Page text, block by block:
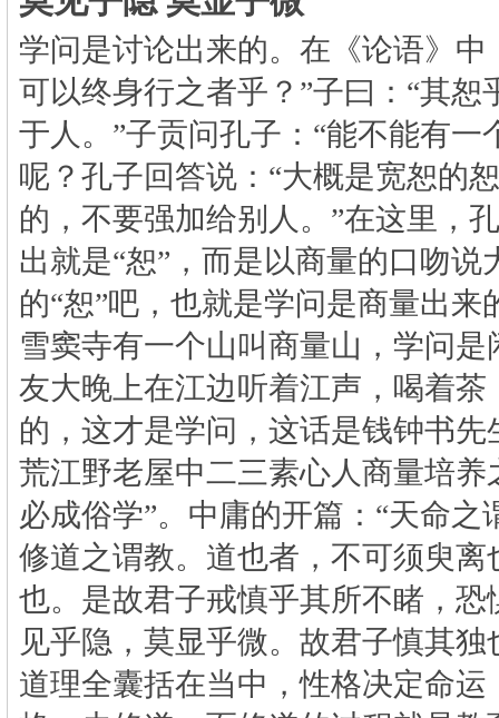
学问是讨论出来的。在《论语》中
可以终身行之者乎？”子曰：“其恕
于人。”子贡问孔子：“能不能有一
呢？孔子回答说：“大概是宽恕的
的，不要强加给别人。”在这里，
出就是“恕”，而是以商量的口吻说
的“恕”吧，也就是学问是商量出来
雪窦寺有一个山叫商量山，学问
友大晚上在江边听着江声，喝着茶
的，这才是学问，这话是钱钟书先
荒江野老屋中二三素心人商量培养
必成俗学”。中庸的开篇：“天命之
修道之谓教。道也者，不可须臾离
也。是故君子戒慎乎其所不睹，恐
见乎隐，莫显乎微。故君子慎其独
道理全囊括在当中，性格决定命运